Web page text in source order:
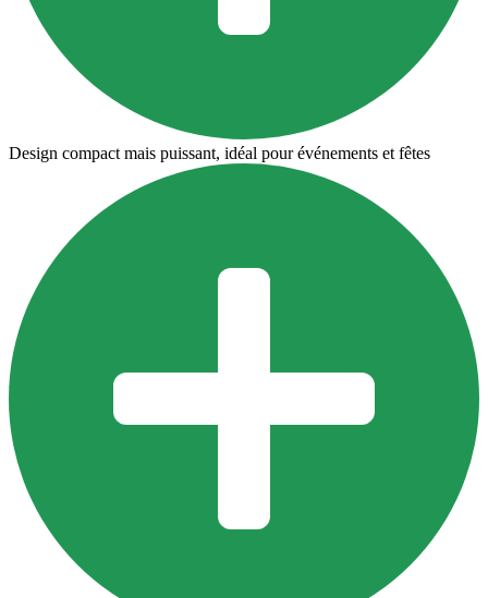
Design compact mais puissant, idéal pour événements et fêtes